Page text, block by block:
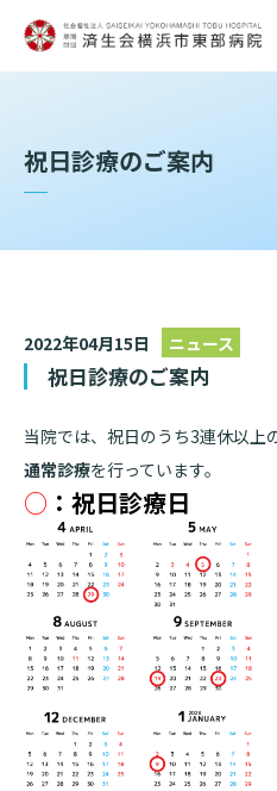
当院のご紹介
当院のご紹介トップ
基本情報
院長あいさつ
幹部紹介
理念・方針・ 患者さんの権
施設概要と沿革
ご来院される方へ
ご来院される方へトップ
外来について
初診の方へ
再診の方へ
診療科・センター・部門
医療機関・医療者の方へ
医療機関・医療者の方へト
お知らせ
祝日診療のご案内
2022年04月15日 ニュース
祝日診療のご案内
当院では、祝日のうち3連休以上
通常診療を行っています。
○ ：祝日診療日